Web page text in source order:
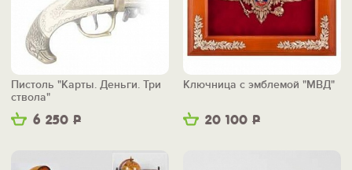
6 250 Р
Пистоль "Карты. Деньги. Три
ствола"
20 100 Р
Ключница с эмблемой "МВД"